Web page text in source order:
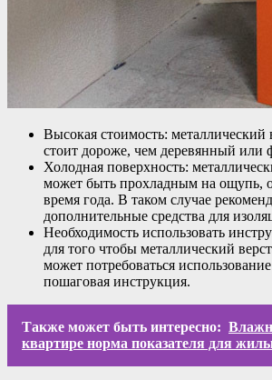
Высокая стоимость: металлический
стоит дороже, чем деревянный или
Холодная поверхность:
может быть прохладным на ощупь,
время года. В таком случае
дополнительные средства для
Необходимость использовать
для того чтобы металлический
может потребоваться
пошаговая инструкция.
Также может быть интересно:
квартире норма показателя для